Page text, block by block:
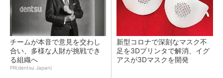
チームが本音で意見を交わし
合い、多様な人財が挑戦でき
る組織へ
PR(dentsu Japan)
新型コロナで深刻なマスク不
足を3Dプリンタで解消、イグ
アスが3Dマスクを開発